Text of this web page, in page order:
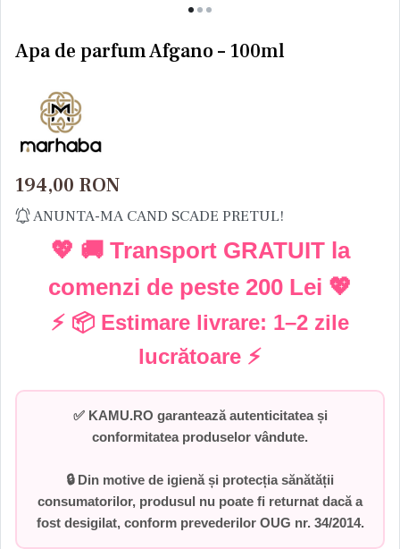
Apa de parfum Afgano – 100ml
194,00 RON
ANUNTA-MA CAND SCADE PRETUL!
💖 🚚 Transport GRATUIT la
comenzi de peste 200 Lei 💖
⚡ 📦 Estimare livrare: 1–2 zile
lucrătoare ⚡
✅ KAMU.RO garantează autenticitatea și
conformitatea produselor vândute.
🔒 Din motive de igienă și protecția sănătății
consumatorilor, produsul nu poate fi returnat dacă a
fost desigilat, conform prevederilor OUG nr. 34/2014.